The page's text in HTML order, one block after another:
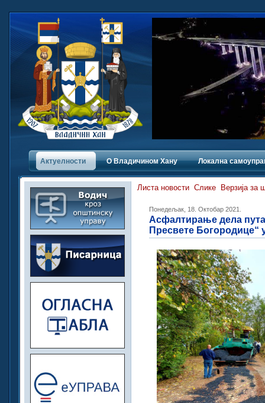
Актуелности О Владичинoм Хану Локална
Листа новости Слике Верзија за
Понедељак, 18. Октобар 2021.
Асфалтирање дела
Пресвете Богородице“